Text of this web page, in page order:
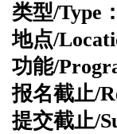
类型/Type：
地点/
功能/
报名截止/
提交截止/